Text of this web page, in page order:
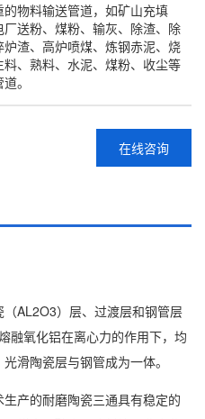
物料输送管道，如矿山充填
送粉、煤粉、输灰、除渣、除
渣、高炉喷煤、炼钢赤泥、烧
、熟料、水泥、煤粉、收尘等
。
在线咨询
AL2O3）层、过渡层和钢管层
氧化铝在离心力的作用下，均
滑陶瓷层与钢管成为一体。
产的耐磨陶瓷三通具有稳定的